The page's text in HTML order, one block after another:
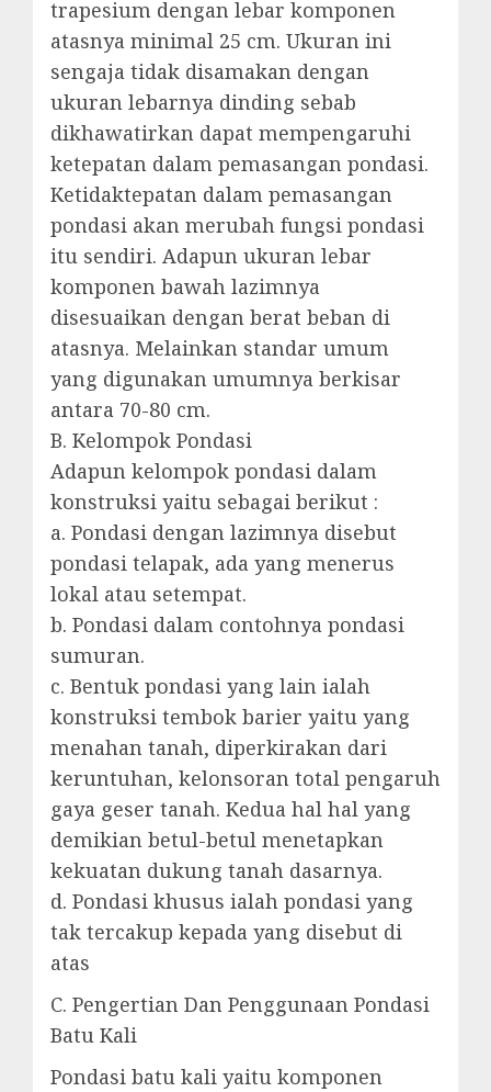
trapesium dengan lebar komponen
atasnya minimal 25 cm. Ukuran ini
sengaja tidak disamakan dengan
ukuran lebarnya dinding sebab
dikhawatirkan dapat mempengaruhi
ketepatan dalam pemasangan pondasi.
Ketidaktepatan dalam pemasangan
pondasi akan merubah fungsi pondasi
itu sendiri. Adapun ukuran lebar
komponen bawah lazimnya
disesuaikan dengan berat beban di
atasnya. Melainkan standar umum
yang digunakan umumnya berkisar
antara 70-80 cm.
B. Kelompok Pondasi
Adapun kelompok pondasi dalam
konstruksi yaitu sebagai berikut :
a. Pondasi dengan lazimnya disebut
pondasi telapak, ada yang menerus
lokal atau setempat.
b. Pondasi dalam contohnya pondasi
sumuran.
c. Bentuk pondasi yang lain ialah
konstruksi tembok barier yaitu yang
menahan tanah, diperkirakan dari
keruntuhan, kelonsoran total pengaruh
gaya geser tanah. Kedua hal hal yang
demikian betul-betul menetapkan
kekuatan dukung tanah dasarnya.
d. Pondasi khusus ialah pondasi yang
tak tercakup kepada yang disebut di
atas
C. Pengertian Dan Penggunaan Pondasi
Batu Kali
Pondasi batu kali yaitu komponen